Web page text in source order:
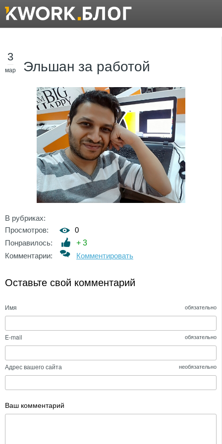
3
мар Эльшан за работой
В рубриках:
Просмотров:
0
Понравилось:
+ 3
Комментарии:
Комментировать
Оставьте свой комментарий
Имя обязательно
E-mail обязательно
Адрес вашего сайта необязательно
Ваш комментарий